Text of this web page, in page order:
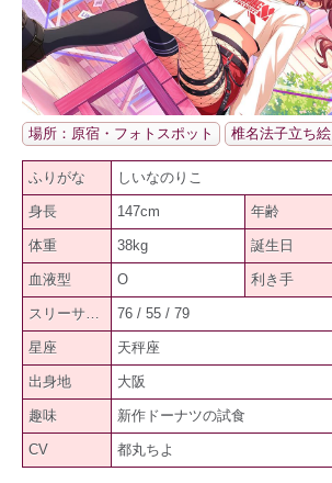
場所：原宿・フォトスポット 椎名法子立ち絵
ふりがな しいなのりこ
身長 147cm 年齢
体重 38kg 誕生日
血液型 O 利き手
スリーサイズ 76 / 55 / 79
星座 天秤座
出身地 大阪
趣味 新作ドーナツの試食
CV 都丸ちよ